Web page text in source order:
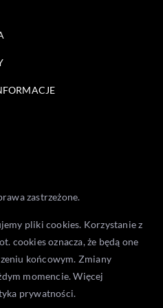
zastrzeżone.
pliki cookies. Korzystanie z
cookies oznacza, że będą one
końcowym. Zmiany
momencie. Więcej
prywatności.